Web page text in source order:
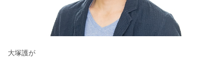
大塚護が